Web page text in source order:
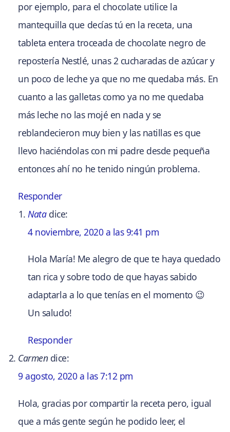
por ejemplo, para el chocolate utilice la
mantequilla que decías tú en la receta, una
tableta entera troceada de chocolate negro de
repostería Nestlé, unas 2 cucharadas de azúcar y
un poco de leche ya que no me quedaba más. En
cuanto a las galletas como ya no me quedaba
más leche no las mojé en nada y se
reblandecieron muy bien y las natillas es que
llevo haciéndolas con mi padre desde pequeña
entonces ahí no he tenido ningún problema.
Responder
Nata dice:
4 noviembre, 2020 a las 9:41 pm
Hola María! Me alegro de que te haya quedado
tan rica y sobre todo de que hayas sabido
adaptarla a lo que tenías en el momento 😉
Un saludo!
Responder
Carmen dice:
9 agosto, 2020 a las 7:12 pm
Hola, gracias por compartir la receta pero, igual
que a más gente según he podido leer, el